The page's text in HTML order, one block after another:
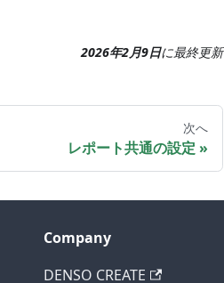
2026年2月9日に最終更新
次へ
レポート共通の設定
Company
DENSO CREATE